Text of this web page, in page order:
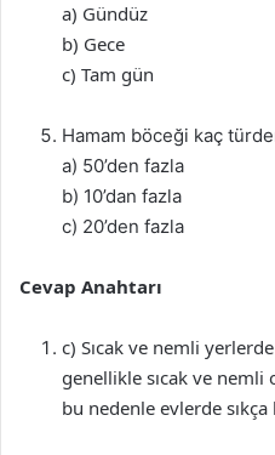
a) Gündüz
b) Gece
c) Tam gün
Hamam böceği kaç
a) 50’den fazla
b) 10’dan fazla
c) 20’den fazla
Cevap Anahtarı
c) Sıcak ve nemli
genellikle sıcak ve nemli
bu nedenle evlerde sıkça